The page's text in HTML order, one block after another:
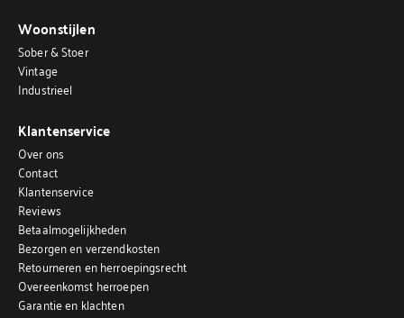
Woonstijlen
Sober & Stoer
Vintage
Industrieel
Klantenservice
Over ons
Contact
Klantenservice
Reviews
Betaalmogelijkheden
Bezorgen en verzendkosten
Retourneren en herroepingsrecht
Overeenkomst herroepen
Garantie en klachten